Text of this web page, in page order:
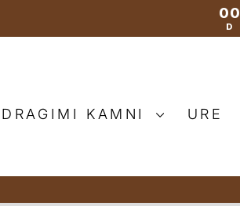
00
D
KAMNI URE